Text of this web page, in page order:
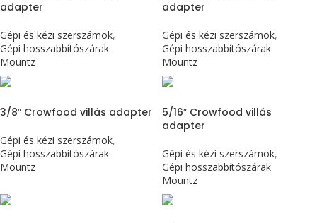
adapter
Gépi és kézi szerszámok,
Gépi hosszabbítószárak
Mountz
adapter
Gépi és kézi szerszámok,
Gépi hosszabbítószárak
Mountz
3/8″ Crowfood villás adapter
Gépi és kézi szerszámok,
Gépi hosszabbítószárak
Mountz
5/16″ Crowfood villás
adapter
Gépi és kézi szerszámok,
Gépi hosszabbítószárak
Mountz